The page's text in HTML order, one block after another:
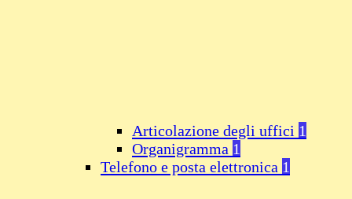
Articolazione degli uffici 1
Organigramma 1
Telefono e posta elettronica 1